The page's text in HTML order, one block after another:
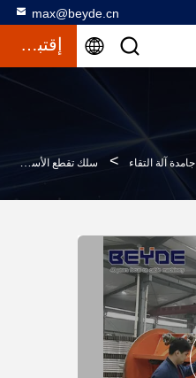
max@beyde.cn
إقتباس
جامدة آلة التقاء > سلك تقطع الأسلاك آلة مدرعة 64 بكرة انخفاض استهلاك الطاقة